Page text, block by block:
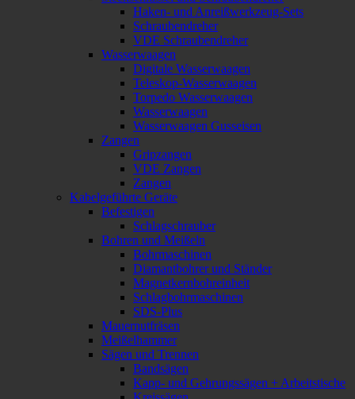
Haken- und Anreißwerkzeug-Sets
Schraubendreher
VDE Schraubendreher
Wasserwaagen
Digitale Wasserwaagen
Teleskop-Wasserwaagen
Torpedo Wasserwaagen
Wasserwaagen
Wasserwaagen Gusseisen
Zangen
Gripzangen
VDE Zangen
Zangen
Kabelgeführte Geräte
Befestigen
Schlagschrauber
Bohren und Meißeln
Bohrmaschinen
Diamantbohrer und Ständer
Magnetkernbohreinheit
Schlagbohrmaschinen
SDS-Plus
Mauernutfräsen
Meißelhammer
Sägen und Trennen
Bandsägen
Kapp- und Gehrungssägen + Arbeitstische